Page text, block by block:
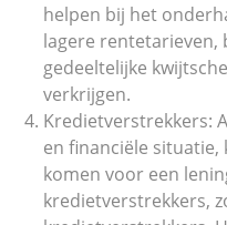
helpen bij het
lagere rentetarieven,
gedeeltelijke
verkrijgen.
Kredietverstrekkers:
en financiële
komen voor een
kredietverstrekkers,